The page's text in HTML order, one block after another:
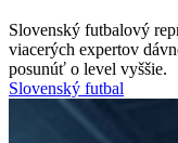
Slovenský futbalový
viacerých expertov
posunúť o level vyššie.
Slovenský futbal